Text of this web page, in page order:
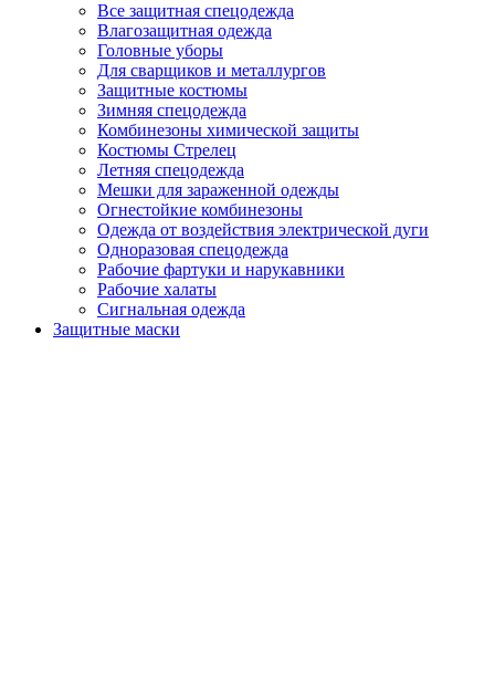
Все защитная спецодежда
Влагозащитная одежда
Головные уборы
Для сварщиков и металлургов
Защитные костюмы
Зимняя спецодежда
Комбинезоны химической защиты
Костюмы Стрелец
Летняя спецодежда
Мешки для зараженной одежды
Огнестойкие комбинезоны
Одежда от воздействия электрической дуги
Одноразовая спецодежда
Рабочие фартуки и нарукавники
Рабочие халаты
Сигнальная одежда
Защитные маски